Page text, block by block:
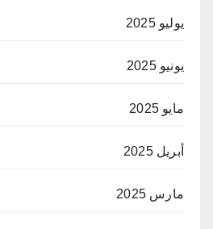
يوليو 2025
يونيو 2025
مايو 2025
أبريل 2025
مارس 2025